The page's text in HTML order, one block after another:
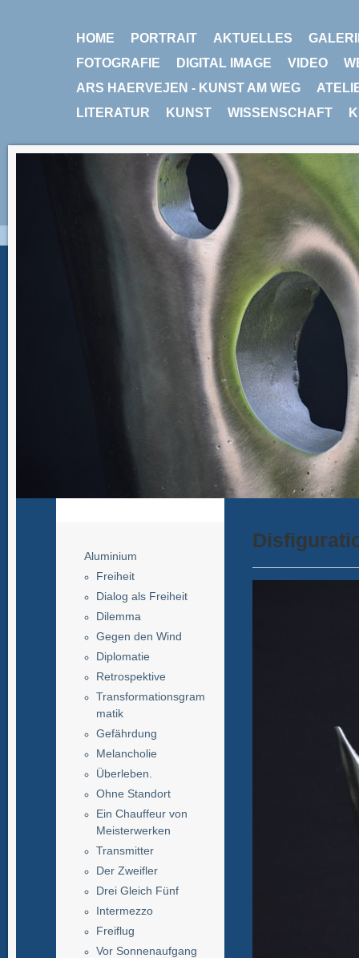
HOME PORTRAIT AKTUELLES
FOTOGRAFIE
DIGITAL IMAGE VIDEO
ARS HAERVEJEN - KUNST AM WEG
LITERATUR
KUNST WISSENSCHAFT
Aluminium
Freiheit
Dialog als Freiheit
Dilemma
Gegen den Wind
Diplomatie
Retrospektive
Transformationsgram
matik
Gefährdung
Melancholie
Überleben.
Ohne Standort
Ein Chauffeur von
Meisterwerken
Transmitter
Der Zweifler
Drei Gleich Fünf
Intermezzo
Freiflug
Vor Sonnenaufgang